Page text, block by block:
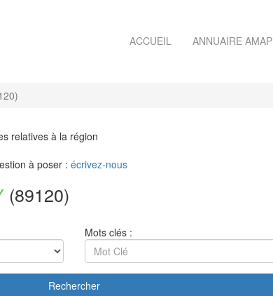
ACCUEIL ANNUAIRE AMAP
relatives à la région
à poser : écrivez-nous
(89120)
Mots clés :
Rechercher